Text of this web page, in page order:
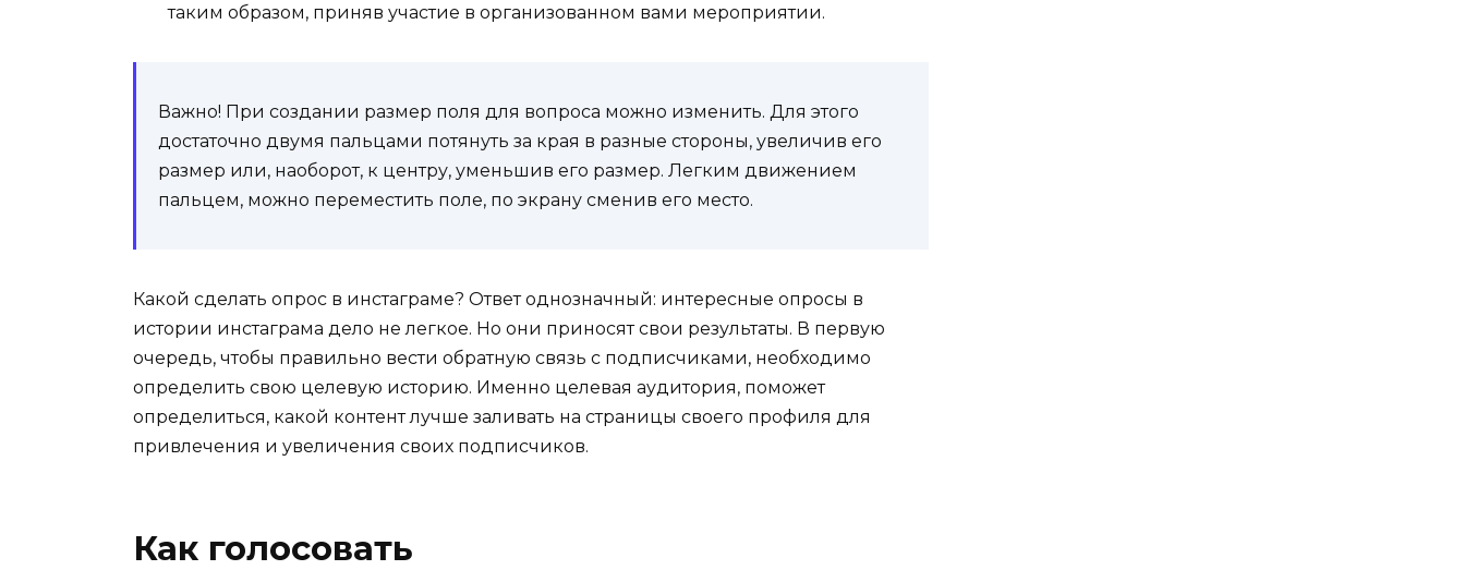
таким образом, приняв участие в организованном вами мероприятии.
Важно! При создании размер поля для вопроса можно изменить. Для этого
достаточно двумя пальцами потянуть за края в разные стороны, увеличив его
размер или, наоборот, к центру, уменьшив его размер. Легким движением
пальцем, можно переместить поле, по экрану сменив его место.
Какой сделать опрос в инстаграме? Ответ однозначный: интересные опросы в
истории инстаграма дело не легкое. Но они приносят свои результаты. В первую
очередь, чтобы правильно вести обратную связь с подписчиками, необходимо
определить свою целевую историю. Именно целевая аудитория, поможет
определиться, какой контент лучше заливать на страницы своего профиля для
привлечения и увеличения своих подписчиков.
Как голосовать